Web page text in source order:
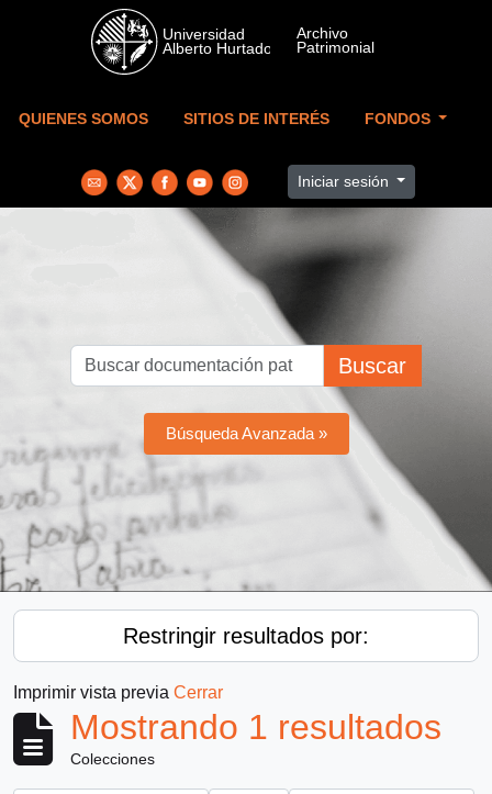
Skip to main content
QUIENES SOMOS SITIOS DE INTERÉS FONDOS
Iniciar sesión
Buscar
Búsqueda Avanzada »
Restringir resultados por:
Imprimir vista previa Cerrar
Mostrando 1 resultados
Colecciones